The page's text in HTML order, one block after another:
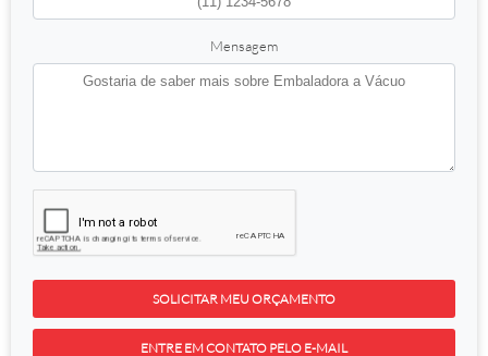
Mensagem
SOLICITAR MEU ORÇAMENTO
ENTRE EM CONTATO PELO E-MAIL